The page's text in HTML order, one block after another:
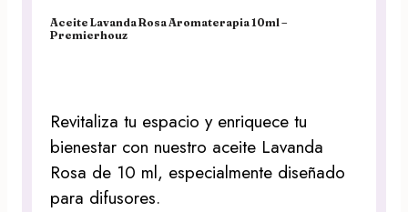
Aceite Lavanda Rosa Aromaterapia 10ml –
Premierhouz
Revitaliza tu espacio y enriquece tu
bienestar con nuestro aceite Lavanda
Rosa de 10 ml, especialmente diseñado
para difusores.